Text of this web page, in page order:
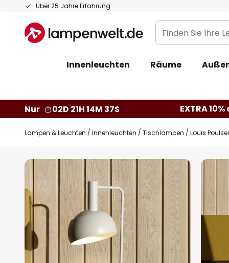
Über 25 Jahre Erfahrung
Zum
springen
Finden
Sie
Leuchte...
Innenleuchten Räume
Nur 02D 21H 14M 37S EXTRA
Lampen & Leuchten Innenleuchten Tischlampen Louis
Zum
Ende
der
Bildgalerie
springen